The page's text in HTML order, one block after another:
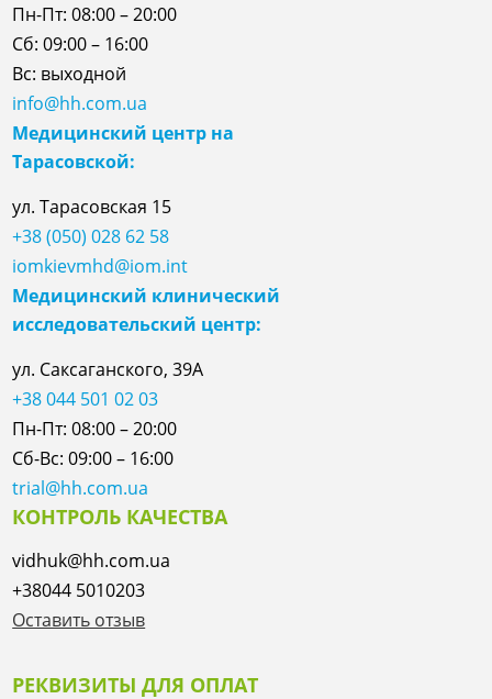
Пн-Пт: 08:00 – 20:00
Сб: 09:00 – 16:00
Вс: выходной
info@hh.com.ua
Медицинский центр на
Тарасовской:
ул.Тарасовская 15
+38 (050) 028 62 58
iomkievmhd@iom.int
Медицинский клинический
исследовательский центр:
ул. Саксаганского, 39А
+38 044 501 02 03
Пн-Пт: 08:00 – 20:00
Сб-Вс: 09:00 – 16:00
trial@hh.com.ua
КОНТРОЛЬ КАЧЕСТВА
vidhuk@hh.com.ua
+38044 5010203
Оставить отзыв
РЕКВИЗИТЫ ДЛЯ ОПЛАТ